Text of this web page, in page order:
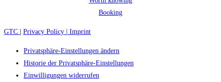
Booking
GTC | Privacy Policy | Imprint
Privatsphäre-Einstellungen ändern
Historie der Privatsphäre-Einstellungen
Einwilligungen widerrufen